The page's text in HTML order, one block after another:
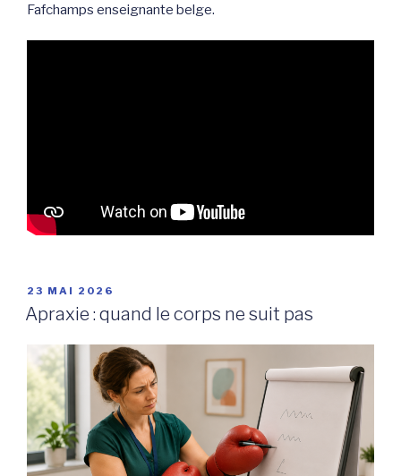
Fafchamps enseignante belge.
PUBLIÉ
LE
23 MAI 2026
Apraxie : quand le corps ne suit pas